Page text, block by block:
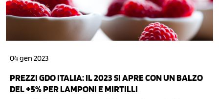
04 gen 2023
PREZZI GDO ITALIA: IL 2023 SI APRE CON UN BALZO
DEL +5% PER LAMPONI E MIRTILLI